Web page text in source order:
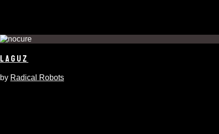
LAGUZ
by Radical Robots